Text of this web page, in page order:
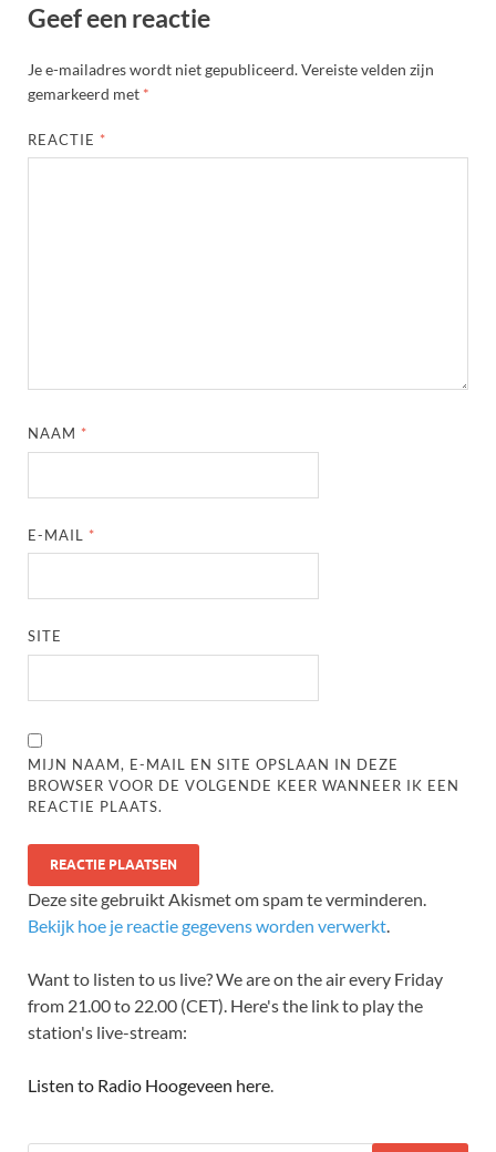
Geef een reactie
Je e-mailadres wordt niet gepubliceerd.Vereiste velden zijn
gemarkeerd met *
REACTIE *
NAAM *
E-MAIL *
SITE
MIJN NAAM, E-MAIL EN SITE OPSLAAN IN DEZE
BROWSER VOOR DE VOLGENDE KEER WANNEER IK EEN
REACTIE PLAATS.
Deze site gebruikt Akismet om spam te verminderen.
Bekijk hoe je reactie gegevens worden verwerkt
Want to listen to us live? We are on the air every Friday
from 21.00 to 22.00 (CET). Here's the link to play the
station's live-stream:
Listen to Radio Hoogeveen here